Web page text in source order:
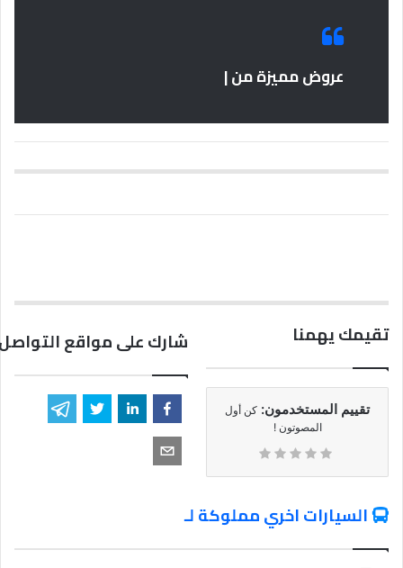
عروض مميزة من |
تقيمك يهمنا
تقييم المستخدمون: كن أول
المصوتون !
شارك على مواقع
السيارات اخري مملوكة لـ